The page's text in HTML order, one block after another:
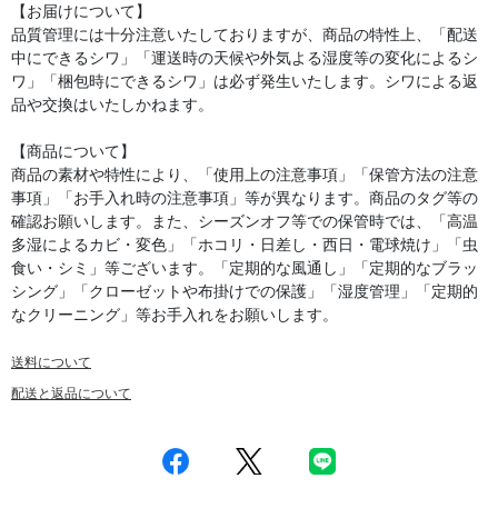
【お届けについて】
品質管理には十分注意いたしておりますが、商品の特性上、「配送
中にできるシワ」「運送時の天候や外気よる湿度等の変化によるシ
ワ」「梱包時にできるシワ」は必ず発生いたします。シワによる返
品や交換はいたしかねます。
【商品について】
商品の素材や特性により、「使用上の注意事項」「保管方法の注意
事項」「お手入れ時の注意事項」等が異なります。商品のタグ等の
確認お願いします。また、シーズンオフ等での保管時では、「高温
多湿によるカビ・変色」「ホコリ・日差し・西日・電球焼け」「虫
食い・シミ」等ございます。「定期的な風通し」「定期的なブラッ
シング」「クローゼットや布掛けでの保護」「湿度管理」「定期的
なクリーニング」等お手入れをお願いします。
送料について
配送と返品について